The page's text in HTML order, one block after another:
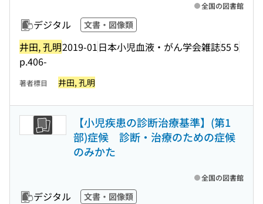
デジタル 文書・図像類
井田, 孔明2019-01日本小児血液・がん学会雑誌55 5
p.406-
全国の図書館
著者標目 井田, 孔明
【小児疾患の診断治療基準】(第1
部)症候 診断・治療のための症候
のみかた
デジタル 文書・図像類
全国の図書館